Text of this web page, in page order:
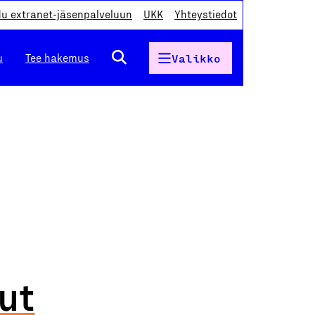
extranet-jäsenpalveluun UKK Yhteystiedot
Tee hakemus Valikko